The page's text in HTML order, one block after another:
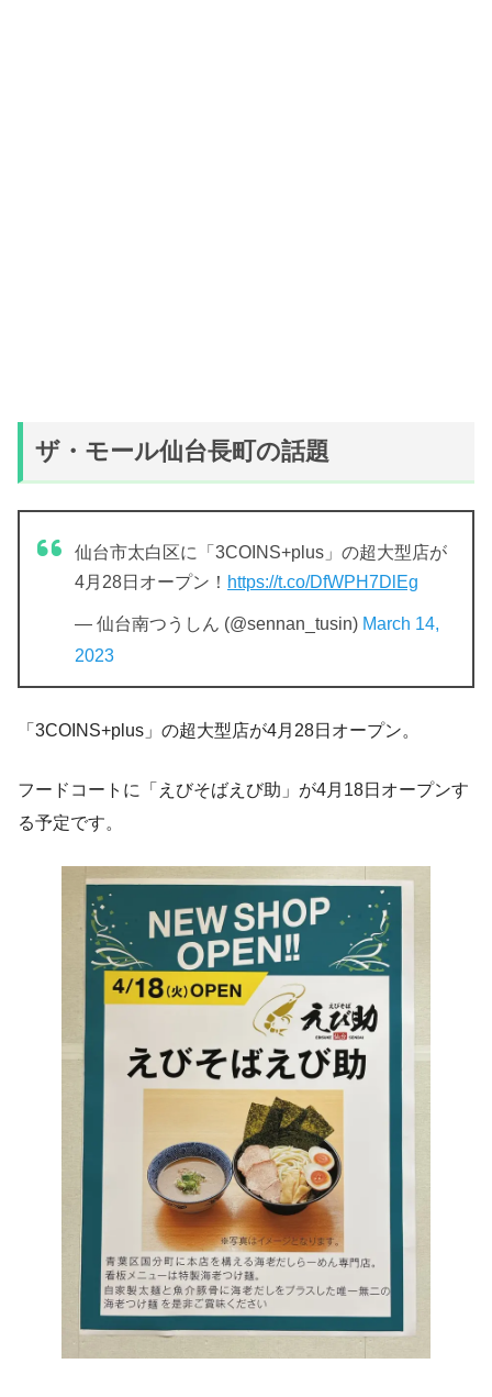
ザ・モール仙台長町の話題
仙台市太白区に「3COINS+plus」の超大型店が
4月28日オープン！ https://t.co/DfWPH7DlEg
— 仙台南つうしん (@sennan_tusin) March 14,
2023
「3COINS+plus」の超大型店が4月28日オープン。
フードコートに「えびそばえび助」が4月18日オープンす
る予定です。